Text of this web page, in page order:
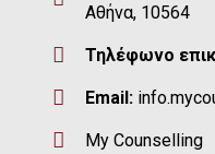
Αθήνα, 10564
Τηλέφωνο
Email:
My Counselling